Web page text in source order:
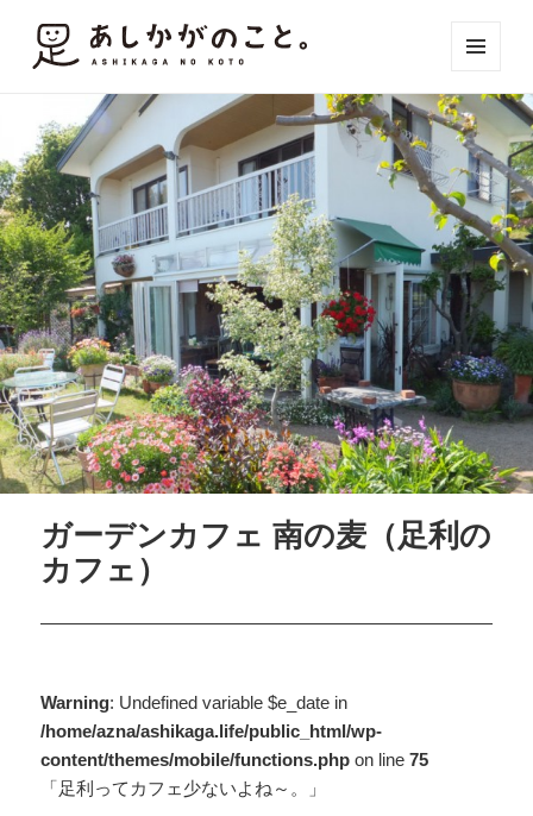
ーとウ
ィジェ
ット
ガーデンカフェ 南の麦（足利の
カフェ）
Warning: Undefined variable $e_date in
/home/azna/ashikaga.life/public_html/wp-
content/themes/mobile/functions.php on line75
「足利ってカフェ少ないよね～。」